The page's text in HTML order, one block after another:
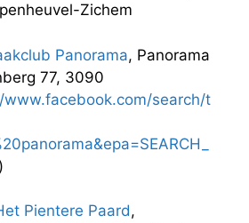
Zichem
Panorama, Panorama
77, 3090
search/t
Pientere Paard,